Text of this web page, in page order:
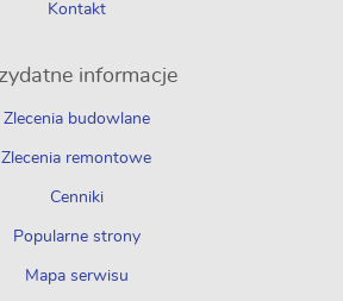
Kontakt
informacje
Zlecenia budowlane
Zlecenia remontowe
Cenniki
Popularne strony
Mapa serwisu